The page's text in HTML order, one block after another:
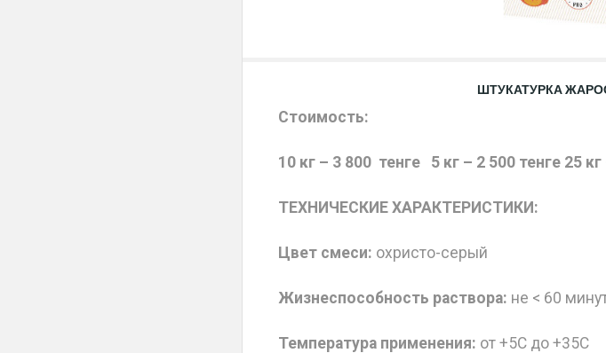
ШТУКАТУРКА
Стоимость:
10 кг – 3 800 тенге 5 кг – 2 500 тенге 25
ТЕХНИЧЕСКИЕ ХАРАКТЕРИСТИКИ:
Цвет смеси: охристо-серый
Жизнеспособность раствора: не < 60
Температура применения: от +5С до +35С